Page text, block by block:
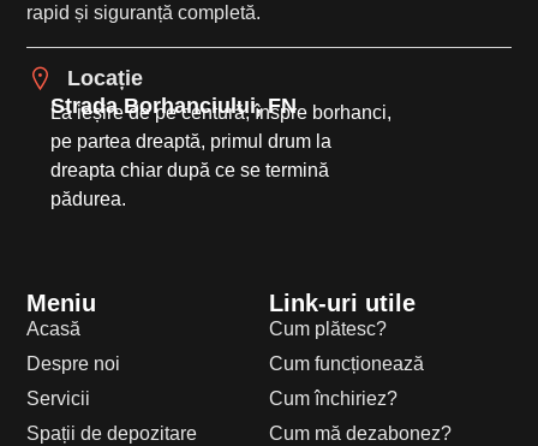
rapid și siguranță completă.
Locație
Strada Borhanciului, FN
La ieșire de pe centură, înspre borhanci,
pe partea dreaptă, primul drum la
dreapta chiar după ce se termină
pădurea.
Meniu
Acasă
Despre noi
Servicii
Spații de depozitare
Link-uri utile
Cum plătesc?
Cum funcționează
Cum închiriez?
Cum mă dezabonez?